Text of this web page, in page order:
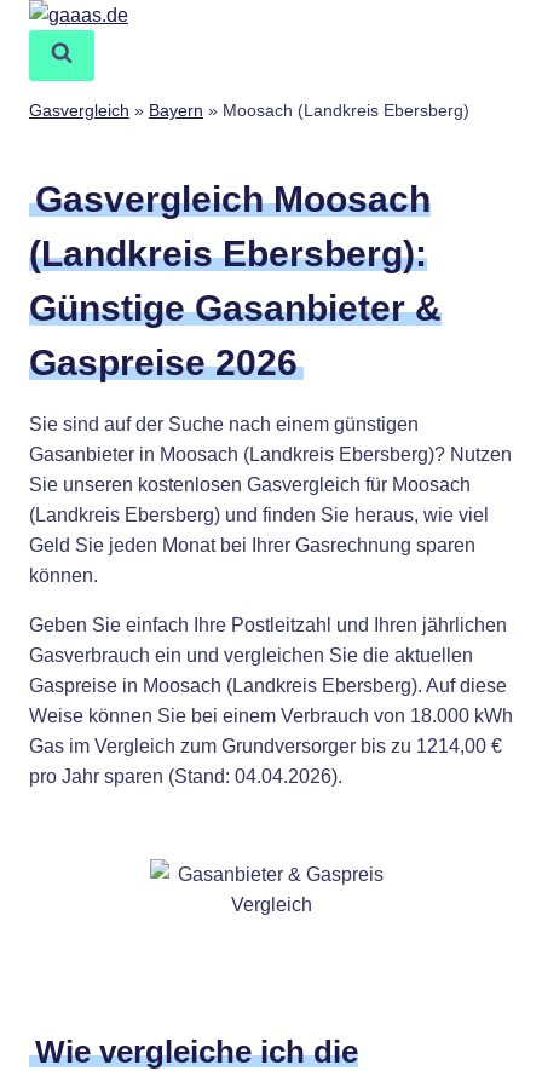
Zum
springen
Gasvergleich » Bayern » Moosach (Landkreis Ebersberg)
Gasvergleich Moosach
(Landkreis Ebersberg):
Günstige Gasanbieter &
Gaspreise 2026
Sie sind auf der Suche nach einem günstigen
Gasanbieter in Moosach (Landkreis Ebersberg)? Nutzen
Sie unseren kostenlosen Gasvergleich für Moosach
(Landkreis Ebersberg) und finden Sie heraus, wie viel
Geld Sie jeden Monat bei Ihrer Gasrechnung sparen
können.
Geben Sie einfach Ihre Postleitzahl und Ihren jährlichen
Gasverbrauch ein und vergleichen Sie die aktuellen
Gaspreise in Moosach (Landkreis Ebersberg). Auf diese
Weise können Sie bei einem Verbrauch von 18.000 kWh
Gas im Vergleich zum Grundversorger bis zu 1214,00 €
pro Jahr sparen (Stand: 04.04.2026).
Wie vergleiche ich die